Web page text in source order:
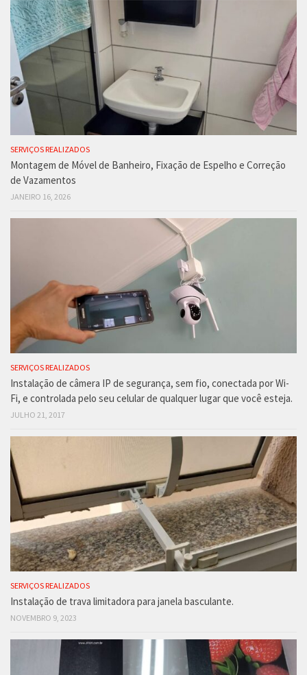
SERVIÇOS REALIZADOS
Montagem de Móvel de Banheiro, Fixação de Espelho e Correção
de Vazamentos
JANEIRO 16, 2026
SERVIÇOS REALIZADOS
Instalação de câmera IP de segurança, sem fio, conectada por Wi-
Fi, e controlada pelo seu celular de qualquer lugar que você esteja.
JULHO 21, 2017
SERVIÇOS REALIZADOS
Instalação de trava limitadora para janela basculante.
NOVEMBRO 9, 2023